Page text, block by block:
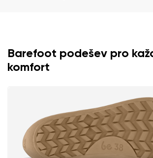
Barefoot podešev pro
komfort